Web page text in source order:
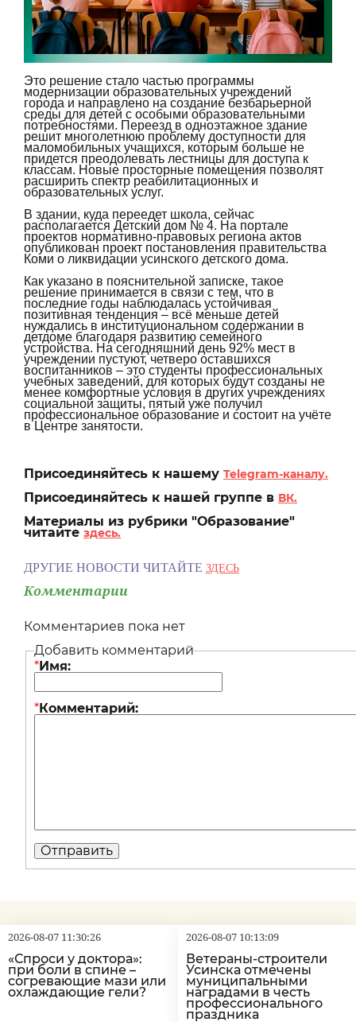
Это решение стало частью программы
модернизации образовательных учреждений
города и направлено на создание безбарьерной
среды для детей с особыми образовательными
потребностями. Переезд в одноэтажное здание
решит многолетнюю проблему доступности для
маломобильных учащихся, которым больше не
придется преодолевать лестницы для доступа к
классам. Новые просторные помещения позволят
расширить спектр реабилитационных и
образовательных услуг.
В здании, куда переедет школа, сейчас
располагается Детский дом № 4. На портале
проектов нормативно-правовых региона актов
опубликован проект постановления правительства
Коми о ликвидации усинского детского дома.
Как указано в пояснительной записке, такое
решение принимается в связи с тем, что в
последние годы наблюдалась устойчивая
позитивная тенденция – всё меньше детей
нуждались в институциональном содержании в
детдоме благодаря развитию семейного
устройства. На сегодняшний день 92% мест в
учреждении пустуют, четверо оставшихся
воспитанников – это студенты профессиональных
учебных заведений, для которых будут созданы не
менее комфортные условия в других учреждениях
социальной защиты, пятый уже получил
профессиональное образование и состоит на учёте
в Центре занятости.
Присоединяйтесь к нашему Telegram-каналу.
Присоединяйтесь к нашей группе в ВК.
Материалы из рубрики "Образование"
читайте здесь.
ДРУГИЕ НОВОСТИ ЧИТАЙТЕ ЗДЕСЬ
Комментарии
Комментариев пока нет
Добавить комментарий
*Имя:
*Комментарий:
2026-08-07 11:30:26
«Спроси у доктора»:
при боли в спине –
согревающие мази или
охлаждающие гели?
2026-08-07 10:13:09
Ветераны-строители
Усинска отмечены
муниципальными
наградами в честь
профессионального
праздника